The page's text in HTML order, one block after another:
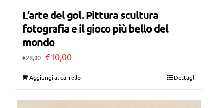
L’arte del gol. Pittura scultura
fotografia e il gioco più bello del
mondo
€28,00 Il
era:
€10,00Il
è:
Aggiungi al carrello Dettagli